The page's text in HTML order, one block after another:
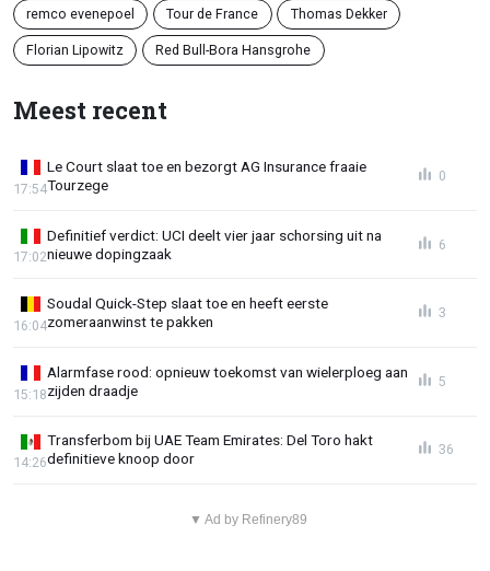
remco evenepoel Tour de France Thomas Dekker
Florian Lipowitz Red Bull-Bora Hansgrohe
Meest recent
Le Court slaat toe en bezorgt AG Insurance fraaie
Tourzege
17:54
0
Definitief verdict: UCI deelt vier jaar schorsing uit na
nieuwe dopingzaak
17:02
6
Soudal Quick-Step slaat toe en heeft eerste
zomeraanwinst te pakken
16:04
3
Alarmfase rood: opnieuw toekomst van wielerploeg aan
zijden draadje
15:18
5
Transferbom bij UAE Team Emirates: Del Toro hakt
definitieve knoop door
14:26
36
▼ Ad by Refinery89